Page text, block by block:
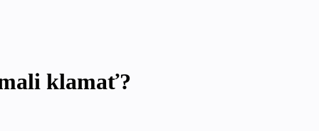
klamať?